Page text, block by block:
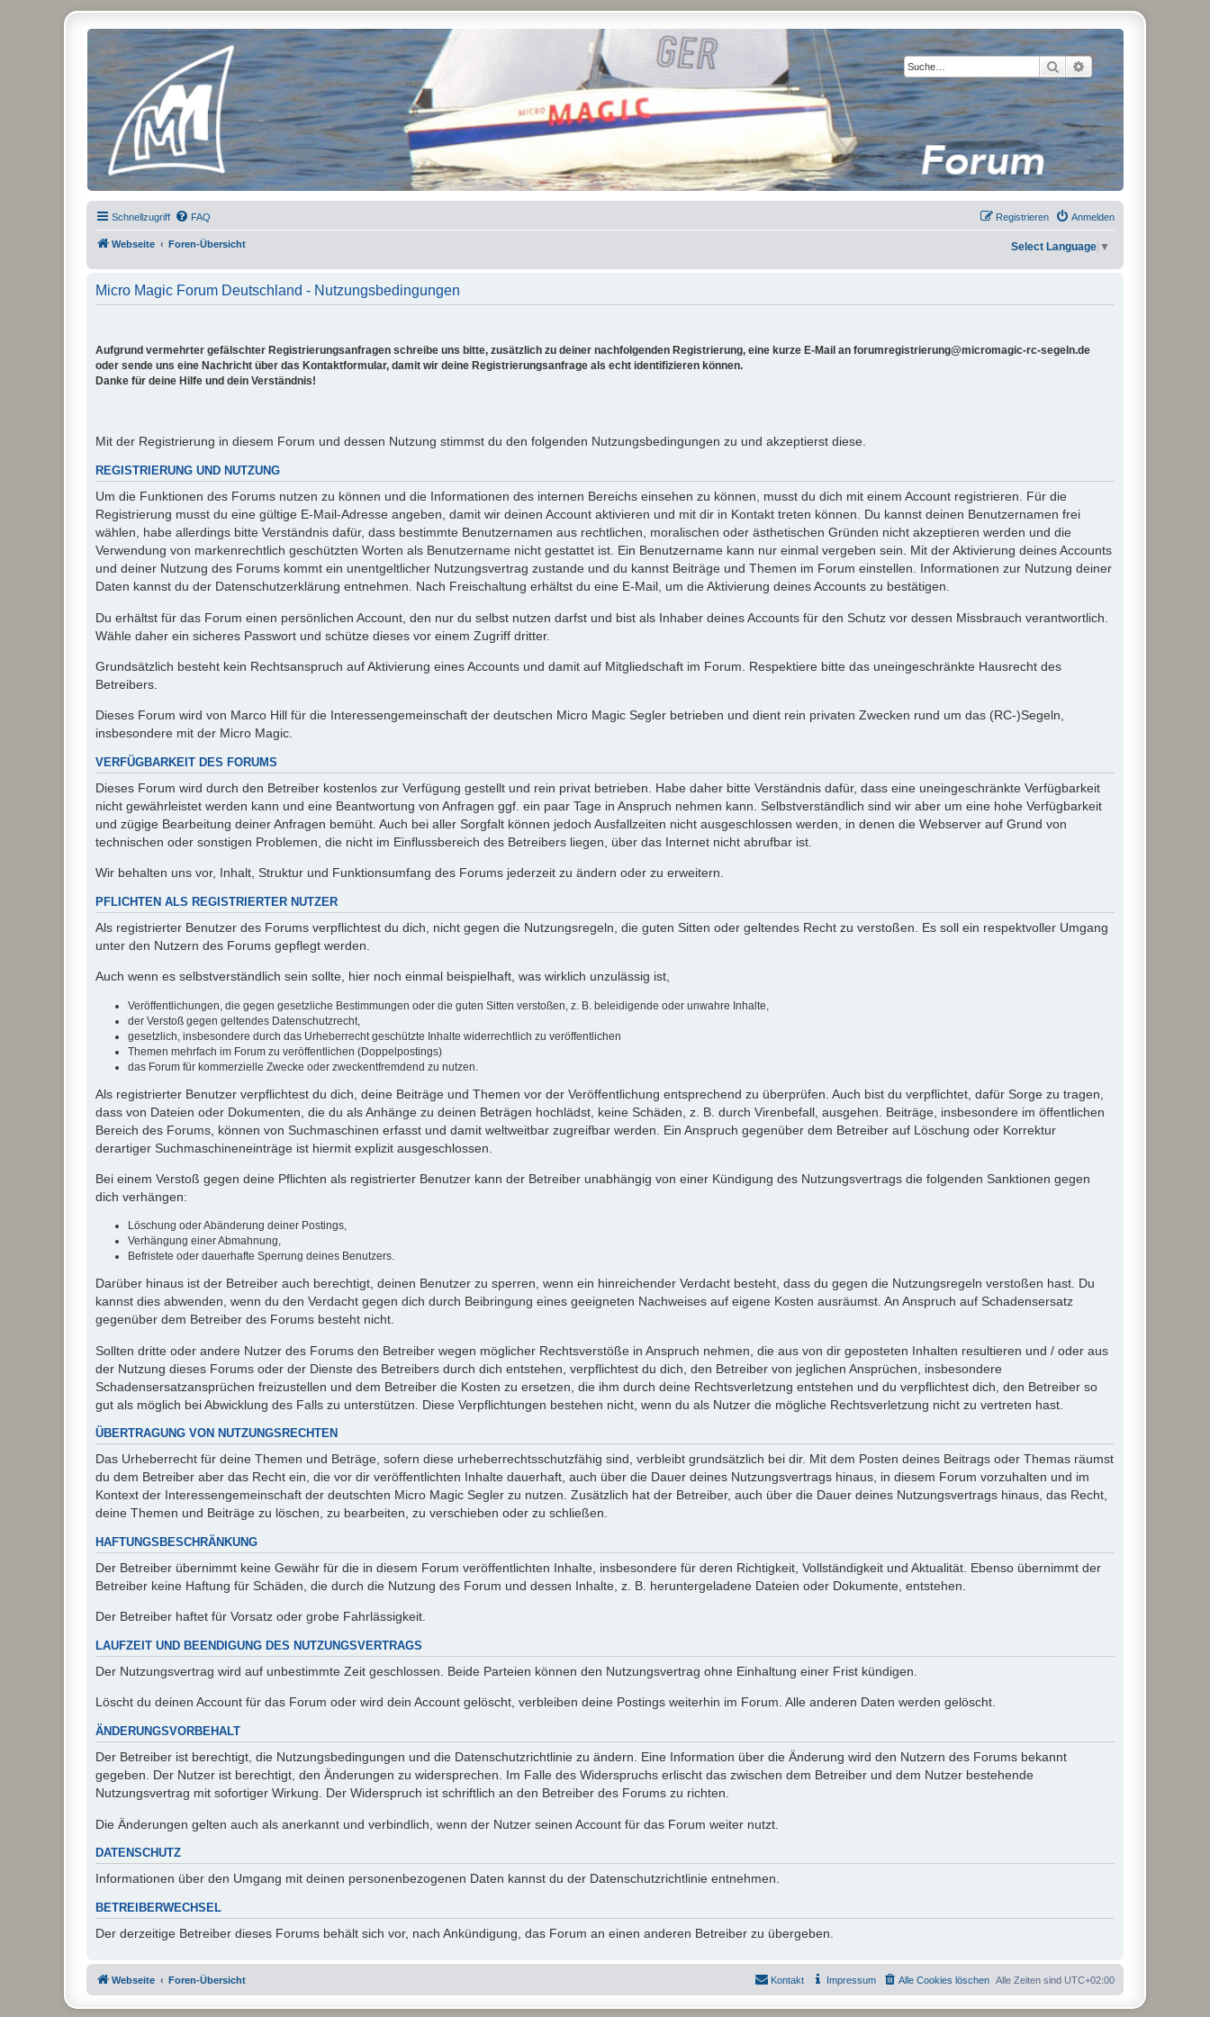
Suche Erweiterte Suche
Micro Magic Forum Deutschland
Schnellzugriff FAQ Anmelden
Registrieren
Webseite Foren-Übersicht Select Language ▼
Micro Magic Forum Deutschland - Nutzungsbedingungen
Aufgrund vermehrter gefälschter Registrierungsanfragen schreibe uns bitte, zusätzlich zu deiner nachfolgenden Registrierung, eine kurze E-Mail an forumregistrierung@micromagic-rc-segeln.de
oder sende uns eine Nachricht über das Kontaktformular, damit wir deine Registrierungsanfrage als echt identifizieren können.
Danke für deine Hilfe und dein Verständnis!
Mit der Registrierung in diesem Forum und dessen Nutzung stimmst du den folgenden Nutzungsbedingungen zu und akzeptierst diese.
REGISTRIERUNG UND NUTZUNG
Um die Funktionen des Forums nutzen zu können und die Informationen des internen Bereichs einsehen zu können, musst du dich mit einem Account registrieren. Für die
Registrierung musst du eine gültige E-Mail-Adresse angeben, damit wir deinen Account aktivieren und mit dir in Kontakt treten können. Du kannst deinen Benutzernamen frei
wählen, habe allerdings bitte Verständnis dafür, dass bestimmte Benutzernamen aus rechtlichen, moralischen oder ästhetischen Gründen nicht akzeptieren werden und die
Verwendung von markenrechtlich geschützten Worten als Benutzername nicht gestattet ist. Ein Benutzername kann nur einmal vergeben sein. Mit der Aktivierung deines Accounts
und deiner Nutzung des Forums kommt ein unentgeltlicher Nutzungsvertrag zustande und du kannst Beiträge und Themen im Forum einstellen. Informationen zur Nutzung deiner
Daten kannst du der Datenschutzerklärung entnehmen. Nach Freischaltung erhältst du eine E-Mail, um die Aktivierung deines Accounts zu bestätigen.
Du erhältst für das Forum einen persönlichen Account, den nur du selbst nutzen darfst und bist als Inhaber deines Accounts für den Schutz vor dessen Missbrauch verantwortlich.
Wähle daher ein sicheres Passwort und schütze dieses vor einem Zugriff dritter.
Grundsätzlich besteht kein Rechtsanspruch auf Aktivierung eines Accounts und damit auf Mitgliedschaft im Forum. Respektiere bitte das uneingeschränkte Hausrecht des
Betreibers.
Dieses Forum wird von Marco Hill für die Interessengemeinschaft der deutschen Micro Magic Segler betrieben und dient rein privaten Zwecken rund um das (RC-)Segeln,
insbesondere mit der Micro Magic.
VERFÜGBARKEIT DES FORUMS
Dieses Forum wird durch den Betreiber kostenlos zur Verfügung gestellt und rein privat betrieben. Habe daher bitte Verständnis dafür, dass eine uneingeschränkte Verfügbarkeit
nicht gewährleistet werden kann und eine Beantwortung von Anfragen ggf. ein paar Tage in Anspruch nehmen kann. Selbstverständlich sind wir aber um eine hohe Verfügbarkeit
und zügige Bearbeitung deiner Anfragen bemüht. Auch bei aller Sorgfalt können jedoch Ausfallzeiten nicht ausgeschlossen werden, in denen die Webserver auf Grund von
technischen oder sonstigen Problemen, die nicht im Einflussbereich des Betreibers liegen, über das Internet nicht abrufbar ist.
Wir behalten uns vor, Inhalt, Struktur und Funktionsumfang des Forums jederzeit zu ändern oder zu erweitern.
PFLICHTEN ALS REGISTRIERTER NUTZER
Als registrierter Benutzer des Forums verpflichtest du dich, nicht gegen die Nutzungsregeln, die guten Sitten oder geltendes Recht zu verstoßen. Es soll ein respektvoller Umgang
unter den Nutzern des Forums gepflegt werden.
Auch wenn es selbstverständlich sein sollte, hier noch einmal beispielhaft, was wirklich unzulässig ist,
Veröffentlichungen, die gegen gesetzliche Bestimmungen oder die guten Sitten verstoßen, z. B. beleidigende oder unwahre Inhalte,
der Verstoß gegen geltendes Datenschutzrecht,
gesetzlich, insbesondere durch das Urheberrecht geschützte Inhalte widerrechtlich zu veröffentlichen
Themen mehrfach im Forum zu veröffentlichen (Doppelpostings)
das Forum für kommerzielle Zwecke oder zweckentfremdend zu nutzen.
Als registrierter Benutzer verpflichtest du dich, deine Beiträge und Themen vor der Veröffentlichung entsprechend zu überprüfen. Auch bist du verpflichtet, dafür Sorge zu tragen,
dass von Dateien oder Dokumenten, die du als Anhänge zu deinen Beträgen hochlädst, keine Schäden, z. B. durch Virenbefall, ausgehen. Beiträge, insbesondere im öffentlichen
Bereich des Forums, können von Suchmaschinen erfasst und damit weltweitbar zugreifbar werden. Ein Anspruch gegenüber dem Betreiber auf Löschung oder Korrektur
derartiger Suchmaschineneinträge ist hiermit explizit ausgeschlossen.
Bei einem Verstoß gegen deine Pflichten als registrierter Benutzer kann der Betreiber unabhängig von einer Kündigung des Nutzungsvertrags die folgenden Sanktionen gegen
dich verhängen:
Löschung oder Abänderung deiner Postings,
Verhängung einer Abmahnung,
Befristete oder dauerhafte Sperrung deines Benutzers.
Darüber hinaus ist der Betreiber auch berechtigt, deinen Benutzer zu sperren, wenn ein hinreichender Verdacht besteht, dass du gegen die Nutzungsregeln verstoßen hast. Du
kannst dies abwenden, wenn du den Verdacht gegen dich durch Beibringung eines geeigneten Nachweises auf eigene Kosten ausräumst. An Anspruch auf Schadensersatz
gegenüber dem Betreiber des Forums besteht nicht.
Sollten dritte oder andere Nutzer des Forums den Betreiber wegen möglicher Rechtsverstöße in Anspruch nehmen, die aus von dir geposteten Inhalten resultieren und / oder aus
der Nutzung dieses Forums oder der Dienste des Betreibers durch dich entstehen, verpflichtest du dich, den Betreiber von jeglichen Ansprüchen, insbesondere
Schadensersatzansprüchen freizustellen und dem Betreiber die Kosten zu ersetzen, die ihm durch deine Rechtsverletzung entstehen und du verpflichtest dich, den Betreiber so
gut als möglich bei Abwicklung des Falls zu unterstützen. Diese Verpflichtungen bestehen nicht, wenn du als Nutzer die mögliche Rechtsverletzung nicht zu vertreten hast.
ÜBERTRAGUNG VON NUTZUNGSRECHTEN
Das Urheberrecht für deine Themen und Beträge, sofern diese urheberrechtsschutzfähig sind, verbleibt grundsätzlich bei dir. Mit dem Posten deines Beitrags oder Themas räumst
du dem Betreiber aber das Recht ein, die vor dir veröffentlichten Inhalte dauerhaft, auch über die Dauer deines Nutzungsvertrags hinaus, in diesem Forum vorzuhalten und im
Kontext der Interessengemeinschaft der deutschten Micro Magic Segler zu nutzen. Zusätzlich hat der Betreiber, auch über die Dauer deines Nutzungsvertrags hinaus, das Recht,
deine Themen und Beiträge zu löschen, zu bearbeiten, zu verschieben oder zu schließen.
HAFTUNGSBESCHRÄNKUNG
Der Betreiber übernimmt keine Gewähr für die in diesem Forum veröffentlichten Inhalte, insbesondere für deren Richtigkeit, Vollständigkeit und Aktualität. Ebenso übernimmt der
Betreiber keine Haftung für Schäden, die durch die Nutzung des Forum und dessen Inhalte, z. B. heruntergeladene Dateien oder Dokumente, entstehen.
Der Betreiber haftet für Vorsatz oder grobe Fahrlässigkeit.
LAUFZEIT UND BEENDIGUNG DES NUTZUNGSVERTRAGS
Der Nutzungsvertrag wird auf unbestimmte Zeit geschlossen. Beide Parteien können den Nutzungsvertrag ohne Einhaltung einer Frist kündigen.
Löscht du deinen Account für das Forum oder wird dein Account gelöscht, verbleiben deine Postings weiterhin im Forum. Alle anderen Daten werden gelöscht.
ÄNDERUNGSVORBEHALT
Der Betreiber ist berechtigt, die Nutzungsbedingungen und die Datenschutzrichtlinie zu ändern. Eine Information über die Änderung wird den Nutzern des Forums bekannt
gegeben. Der Nutzer ist berechtigt, den Änderungen zu widersprechen. Im Falle des Widerspruchs erlischt das zwischen dem Betreiber und dem Nutzer bestehende
Nutzungsvertrag mit sofortiger Wirkung. Der Widerspruch ist schriftlich an den Betreiber des Forums zu richten.
Die Änderungen gelten auch als anerkannt und verbindlich, wenn der Nutzer seinen Account für das Forum weiter nutzt.
DATENSCHUTZ
Informationen über den Umgang mit deinen personenbezogenen Daten kannst du der Datenschutzrichtlinie entnehmen.
BETREIBERWECHSEL
Der derzeitige Betreiber dieses Forums behält sich vor, nach Ankündigung, das Forum an einen anderen Betreiber zu übergeben.
Webseite Foren-Übersicht Alle Zeiten sind UTC+02:00
Alle Cookies löschen
Impressum
Kontakt